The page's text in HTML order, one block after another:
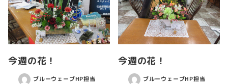
今週の花！
ブルーウェーブHP担当
今週の花！
ブルーウェーブHP担当